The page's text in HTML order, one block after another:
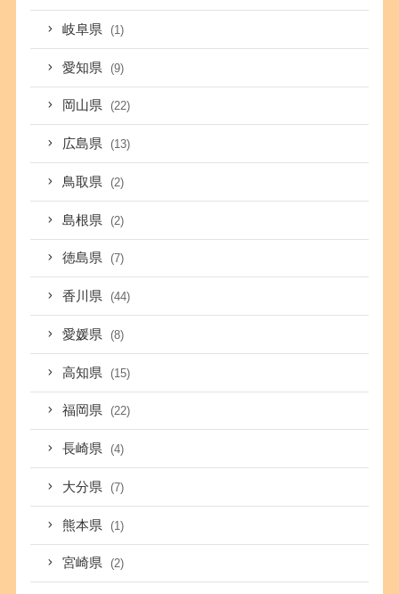
岐阜県 (1)
愛知県 (9)
岡山県 (22)
広島県 (13)
鳥取県 (2)
島根県 (2)
徳島県 (7)
香川県 (44)
愛媛県 (8)
高知県 (15)
福岡県 (22)
長崎県 (4)
大分県 (7)
熊本県 (1)
宮崎県 (2)